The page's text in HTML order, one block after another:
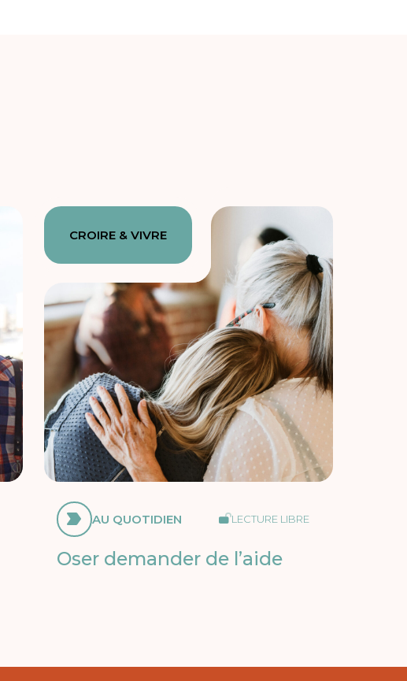
CROIRE & VIVRE
AU QUOTIDIEN LECTURE LIBRE
Oser demander de l’aide